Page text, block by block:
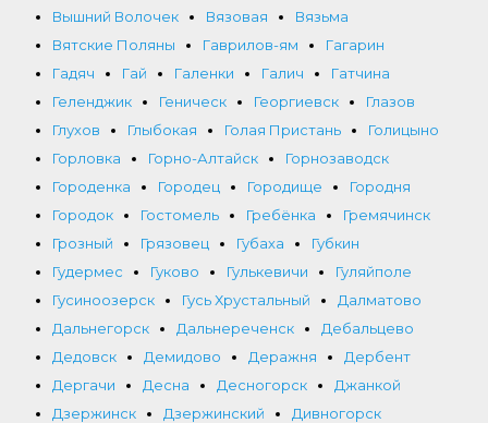
Вышний Волочек
Вязовая
Вязьма
Вятские Поляны
Гаврилов-ям
Гагарин
Гадяч
Гай Галенки Галич
Гатчина
Геленджик
Геническ Георгиевск
Глазов
Глухов
Глыбокая Голая Пристань
Голицыно
Горловка
Горно-Алтайск
Горнозаводск
Городенка
Городец Городище
Городня
Городок
Гостомель Гребёнка
Гремячинск
Грозный
Грязовец Губаха
Губкин
Гудермес
Гуково Гулькевичи
Гуляйполе
Гусиноозерск
Гусь Хрустальный
Далматово
Дальнегорск
Дальнереченск
Дебальцево
Дедовск
Демидово Деражня
Дербент
Дергачи
Десна Десногорск
Джанкой
Дзержинск
Дзержинский
Дивногорск